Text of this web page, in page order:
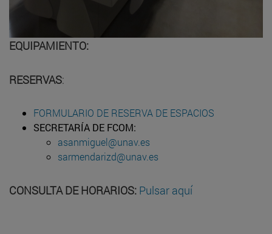
EQUIPAMIENTO:
RESERVAS:
FORMULARIO DE RESERVA DE ESPACIOS
SECRETARÍA DE FCOM:
asanmiguel@unav.es
sarmendarizd@unav.es
CONSULTA DE HORARIOS: Pulsar aquí